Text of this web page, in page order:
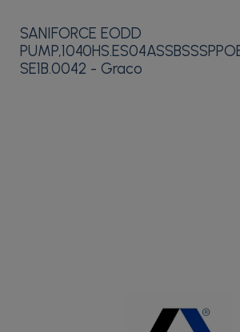
SANIFORCE EODD
SE1B.0042 - Graco